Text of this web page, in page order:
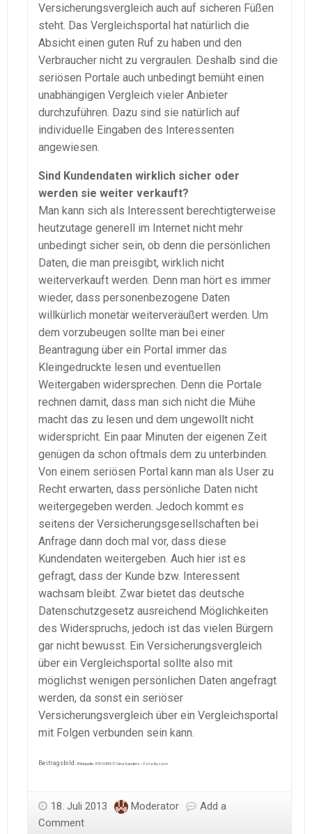
Versicherungsvergleich auch auf sicheren Füßen
steht. Das Vergleichsportal hat natürlich die
Absicht einen guten Ruf zu haben und den
Verbraucher nicht zu vergraulen. Deshalb sind die
seriösen Portale auch unbedingt bemüht einen
unabhängigen Vergleich vieler Anbieter
durchzuführen. Dazu sind sie natürlich auf
individuelle Eingaben des Interessenten
angewiesen.
Sind Kundendaten wirklich sicher oder
werden sie weiter verkauft?
Man kann sich als Interessent berechtigterweise
heutzutage generell im Internet nicht mehr
unbedingt sicher sein, ob denn die persönlichen
Daten, die man preisgibt, wirklich nicht
weiterverkauft werden. Denn man hört es immer
wieder, dass personenbezogene Daten
willkürlich monetär weiterveräußert werden. Um
dem vorzubeugen sollte man bei einer
Beantragung über ein Portal immer das
Kleingedruckte lesen und eventuellen
Weitergaben widersprechen. Denn die Portale
rechnen damit, dass man sich nicht die Mühe
macht das zu lesen und dem ungewollt nicht
widerspricht. Ein paar Minuten der eigenen Zeit
genügen da schon oftmals dem zu unterbinden.
Von einem seriösen Portal kann man als User zu
Recht erwarten, dass persönliche Daten nicht
weitergegeben werden. Jedoch kommt es
seitens der Versicherungsgesellschaften bei
Anfrage dann doch mal vor, dass diese
Kundendaten weitergeben. Auch hier ist es
gefragt, dass der Kunde bzw. Interessent
wachsam bleibt. Zwar bietet das deutsche
Datenschutzgesetz ausreichend Möglichkeiten
des Widerspruchs, jedoch ist das vielen Bürgern
gar nicht bewusst. Ein Versicherungsvergleich
über ein Vergleichsportal sollte also mit
möglichst wenigen persönlichen Daten angefragt
werden, da sonst ein seriöser
Versicherungsvergleich über ein Vergleichsportal
mit Folgen verbunden sein kann.
Beitragsbild: Bildquelle: 37610859 © Gina Sanders – Fotolia.com
18. Juli 2013 Moderator
Add a
Comment